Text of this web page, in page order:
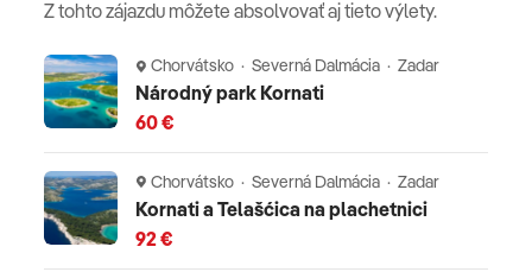
detská postieľka • animácie • tobogan • Klub FALKY
LAND (starostlivosť o deti a programy pre rôzne vekové
kategórie (Midi, Mini & Maxi) • denné a večerné
animácie • mini disco • detské ihrisko a pieskovisko
Celková cena zahŕňa
ubytovanie, all inclusive plus, pobytovú taxu, delegáta
Z tohto zájazdu môžete absolvovať aj tieto výlety.
Chorvátsko · Severná Dalmácia · Zadar
Národný park Kornati
60 €
Chorvátsko · Severná Dalmácia · Zadar
Kornati a Telašćica na plachetnici
92 €